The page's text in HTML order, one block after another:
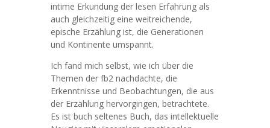
intime Erkundung der lesen Erfahrung als
auch gleichzeitig eine weitreichende,
epische Erzählung ist, die Generationen
und Kontinente umspannt.
Ich fand mich selbst, wie ich über die
Themen der fb2 nachdachte, die
Erkenntnisse und Beobachtungen, die aus
der Erzählung hervorgingen, betrachtete.
Es ist buch seltenes Buch, das intellektuelle